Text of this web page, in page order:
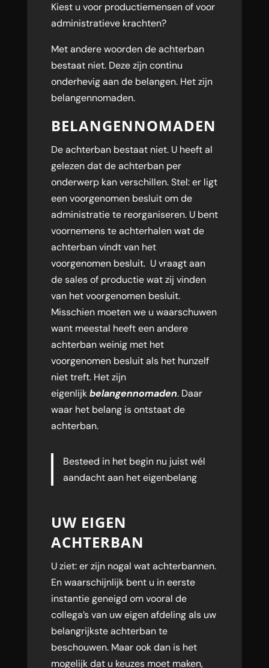
Kiest u voor productiemensen of voor
administratieve krachten?
Met andere woorden de achterban
bestaat niet. Deze zijn continu
onderhevig aan de belangen. Het zijn
belangennomaden.
BELANGENNOMADEN
De achterban bestaat niet. U heeft al
gelezen dat de achterban per
onderwerp kan verschillen. Stel: er ligt
een voorgenomen besluit om de
administratie te reorganiseren. U bent
voornemens te achterhalen wat de
achterban vindt van het
voorgenomen besluit. U vraagt aan
de sales of productie wat zij vinden
van het voorgenomen besluit.
Misschien moeten we u waarschuwen
want meestal heeft een andere
achterban weinig met het
voorgenomen besluit als het hunzelf
niet treft. Het zijn
eigenlijkbelangennomaden. Daar
waar het belang is ontstaat de
achterban.
Besteed in het begin nu juist wél
aandacht aan het eigenbelang
UW EIGEN
ACHTERBAN
U ziet: er zijn nogal wat achterbannen.
En waarschijnlijk bent u in eerste
instantie geneigd om vooral de
collega’s van uw eigen afdeling als uw
belangrijkste achterban te
beschouwen. Maar ook dan is het
mogelijk dat u keuzes moet maken,